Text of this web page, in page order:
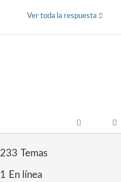
Ver toda la respuesta
233 Temas
1 En línea